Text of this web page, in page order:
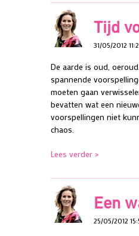
Tijd
31/05/2012
De aarde is oud,
spannende
moeten gaan
bevatten wat een
voorspellingen niet
chaos.
Lees verder >
Een
25/05/2012